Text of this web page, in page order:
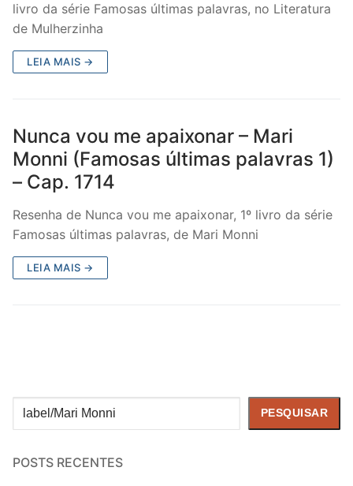
livro da série Famosas últimas palavras, no Literatura
de Mulherzinha
LEIA MAIS →
Nunca vou me apaixonar – Mari
Monni (Famosas últimas palavras 1)
– Cap. 1714
Resenha de Nunca vou me apaixonar, 1º livro da série
Famosas últimas palavras, de Mari Monni
LEIA MAIS →
Pesquisar PESQUISAR
POSTS RECENTES